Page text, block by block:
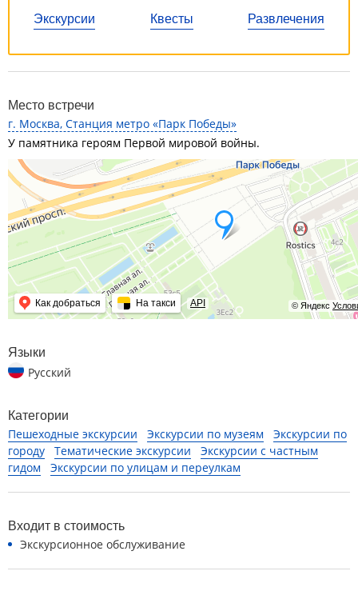
Экскурсии Квесты Развлечения
Место встречи
г. Москва, Станция метро «Парк Победы»
У памятника героям Первой мировой войны.
© Яндекс
Как добраться На такси API
Языки
Русский
Категории
Пешеходные экскурсии Экскурсии по музеям
Экскурсии по
городу
Тематические экскурсии
Экскурсии с частным
гидом
Экскурсии по улицам и переулкам
Входит в стоимость
Экскурсионное обслуживание